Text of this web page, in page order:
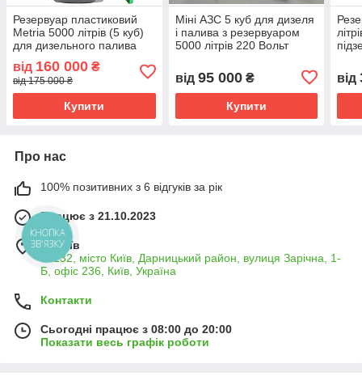
Резервуар пластиковий
Metria 5000 літрів (5 куб)
для дизельного палива
від 160 000 ₴
від 175 000 ₴
Купити
Міні АЗС 5 куб для дизеля
і палива з резервуаром
5000 літрів 220 Вольт
від 95 000₴
Купити
від
Про нас
100% позитивних з 6 відгуків за рік
Працює з 21.10.2023
м. Київ
02132, місто Київ, Дарницький район, вулиця Зарічна, 1-
Б, офіс 236, Київ, Україна
Контакти
Сьогодні працює з 08:00 до 20:00
Показати весь графік роботи
КНОПКА
ЗВ'ЯЗКУ